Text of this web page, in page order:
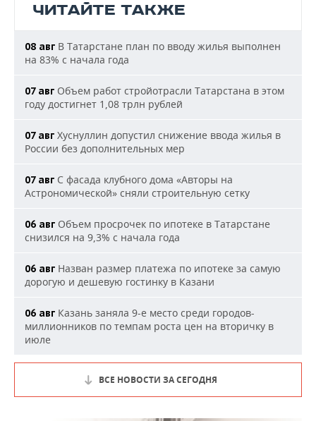
ЧИТАЙТЕ ТАКЖЕ
08 авг В Татарстане план по вводу жилья выполнен
на 83% с начала года
07 авг Объем работ стройотрасли Татарстана в этом
году достигнет 1,08 трлн рублей
07 авг Хуснуллин допустил снижение ввода жилья в
России без дополнительных мер
07 авг С фасада клубного дома «Авторы на
Астрономической» сняли строительную сетку
06 авг Объем просрочек по ипотеке в Татарстане
снизился на 9,3% с начала года
06 авг Назван размер платежа по ипотеке за самую
дорогую и дешевую гостинку в Казани
06 авг Казань заняла 9-е место среди городов-
миллионников по темпам роста цен на вторичку в
июле
ВСЕ НОВОСТИ ЗА СЕГОДНЯ